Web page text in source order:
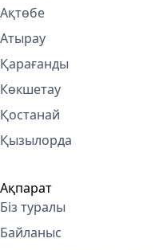
Ақтөбе
Атырау
Қарағанды
Көкшетау
Қостанай
Қызылорда
Ақпарат
Біз туралы
Байланыс